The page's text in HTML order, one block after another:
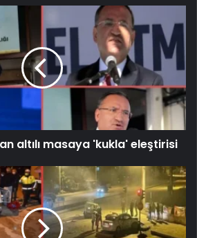
altılı masaya 'kukla' eleştirisi